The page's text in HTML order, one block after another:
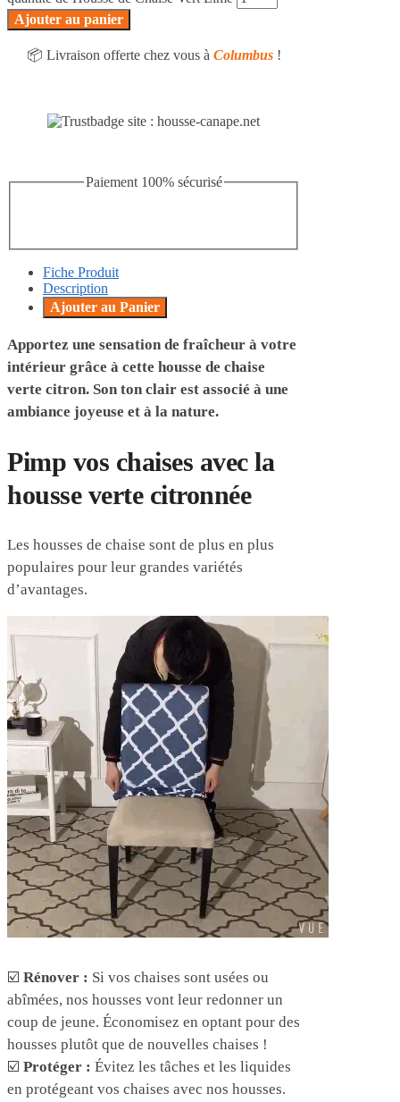
Ajouter au panier
📦 Livraison offerte chez vous à Columbus !
Paiement 100% sécurisé
Fiche Produit
Description
Ajouter au Panier
Apportez une sensation de fraîcheur à votre
intérieur grâce à cette housse de chaise
verte citron. Son ton clair est associé à une
ambiance joyeuse et à la nature.
Pimp vos chaises avec la
housse verte citronnée
Les housses de chaise sont de plus en plus
populaires pour leur grandes variétés
d’avantages.
☑️ Rénover : Si vos chaises sont usées ou
abîmées, nos housses vont leur redonner un
coup de jeune. Économisez en optant pour des
housses plutôt que de nouvelles chaises !
☑️ Protéger : Évitez les tâches et les liquides
en protégeant vos chaises avec nos housses.